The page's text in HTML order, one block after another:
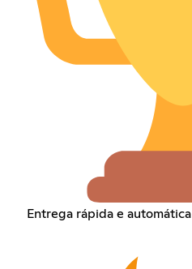
Entrega rápida e automática